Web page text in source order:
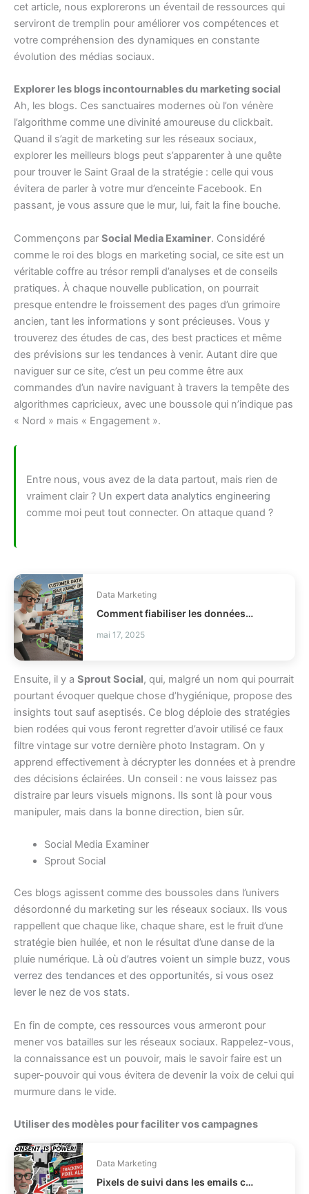
cet article, nous explorerons un éventail de ressources qui
serviront de tremplin pour améliorer vos compétences et
votre compréhension des dynamiques en constante
évolution des médias sociaux.
Explorer les blogs incontournables du marketing social
Ah, les blogs. Ces sanctuaires modernes où l’on vénère
l’algorithme comme une divinité amoureuse du clickbait.
Quand il s’agit de marketing sur les réseaux sociaux,
explorer les meilleurs blogs peut s’apparenter à une quête
pour trouver le Saint Graal de la stratégie : celle qui vous
évitera de parler à votre mur d’enceinte Facebook. En
passant, je vous assure que le mur, lui, fait la fine bouche.
Commençons par Social Media Examiner. Considéré
comme le roi des blogs en marketing social, ce site est un
véritable coffre au trésor rempli d’analyses et de conseils
pratiques. À chaque nouvelle publication, on pourrait
presque entendre le froissement des pages d’un grimoire
ancien, tant les informations y sont précieuses. Vous y
trouverez des études de cas, des best practices et même
des prévisions sur les tendances à venir. Autant dire que
naviguer sur ce site, c’est un peu comme être aux
commandes d’un navire naviguant à travers la tempête des
algorithmes capricieux, avec une boussole qui n’indique pas
« Nord » mais « Engagement ».
Entre nous, vous avez de la data partout, mais rien de
vraiment clair ? Un expert data analytics engineering
comme moi peut tout connecter. On attaque quand ?
Data Marketing
Comment fiabiliser les données client Braze ?
mai 17, 2025
Ensuite, il y a Sprout Social, qui, malgré un nom qui pourrait
pourtant évoquer quelque chose d’hygiénique, propose des
insights tout sauf aseptisés. Ce blog déploie des stratégies
bien rodées qui vous feront regretter d’avoir utilisé ce faux
filtre vintage sur votre dernière photo Instagram. On y
apprend effectivement à décrypter les données et à prendre
des décisions éclairées. Un conseil : ne vous laissez pas
distraire par leurs visuels mignons. Ils sont là pour vous
manipuler, mais dans la bonne direction, bien sûr.
Social Media Examiner
Sprout Social
Ces blogs agissent comme des boussoles dans l’univers
désordonné du marketing sur les réseaux sociaux. Ils vous
rappellent que chaque like, chaque share, est le fruit d’une
stratégie bien huilée, et non le résultat d’une danse de la
pluie numérique. Là où d’autres voient un simple buzz, vous
verrez des tendances et des opportunités, si vous osez
lever le nez de vos stats.
En fin de compte, ces ressources vous armeront pour
mener vos batailles sur les réseaux sociaux. Rappelez-vous,
la connaissance est un pouvoir, mais le savoir faire est un
super-pouvoir qui vous évitera de devenir la voix de celui qui
murmure dans le vide.
Utiliser des modèles pour faciliter vos campagnes
Data Marketing
Pixels de suivi dans les emails comment être conforme CNIL ?